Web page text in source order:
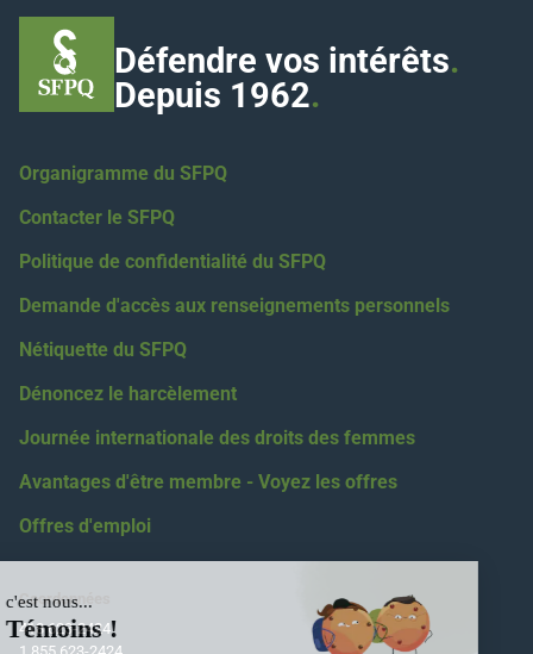
Défendre vos intérêts.
Depuis 1962.
Organigramme du SFPQ
Contacter le SFPQ
Politique de confidentialité du SFPQ
Demande d'accès aux renseignements personnels
Nétiquette du SFPQ
Dénoncez le harcèlement
Journée internationale des droits des femmes
Avantages d'être membre - Voyez les offres
Offres d'emploi
Coordonnées
418 623-2424